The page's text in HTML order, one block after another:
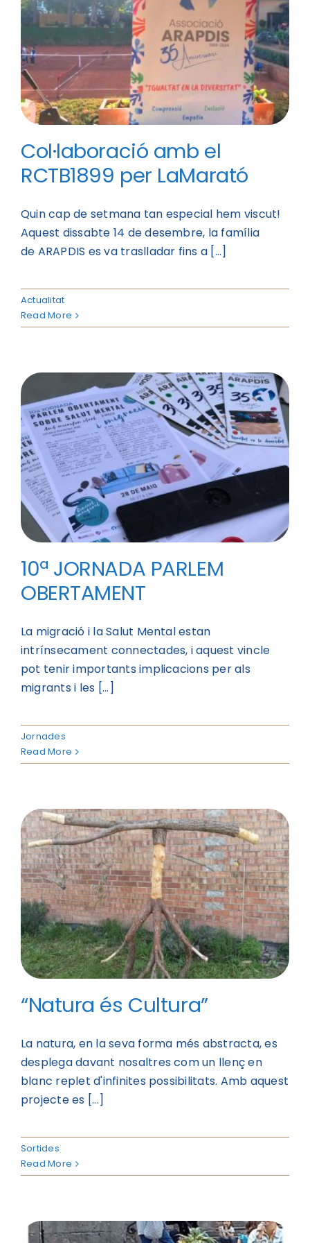
Col·laboració amb el
RCTB1899 per LaMarató
Quin cap de setmana tan especial hem viscut!
Aquest dissabte 14 de desembre, la família
de ARAPDIS es va traslladar fins a [...]
Actualitat
Read More
10ª JORNADA PARLEM
OBERTAMENT
La migració i la Salut Mental estan
intrínsecament connectades, i aquest vincle
pot tenir importants implicacions per als
migrants i les [...]
Jornades
Read More
“Natura és Cultura”
La natura, en la seva forma més abstracta, es
desplega davant nosaltres com un llenç en
blanc replet d'infinites possibilitats. Amb aquest
projecte es [...]
Sortides
Read More